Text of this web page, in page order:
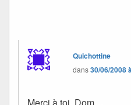
Quichottine
dans30/06/2008
Merci à toi, Dom…